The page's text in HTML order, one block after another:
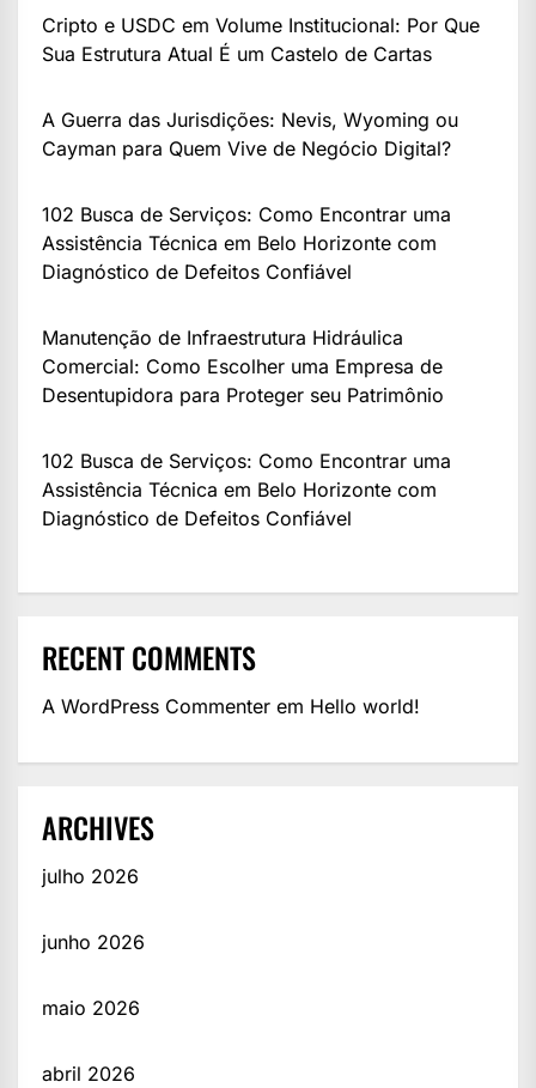
Cripto e USDC em Volume Institucional: Por Que
Sua Estrutura Atual É um Castelo de Cartas
A Guerra das Jurisdições: Nevis, Wyoming ou
Cayman para Quem Vive de Negócio Digital?
102 Busca de Serviços: Como Encontrar uma
Assistência Técnica em Belo Horizonte com
Diagnóstico de Defeitos Confiável
Manutenção de Infraestrutura Hidráulica
Comercial: Como Escolher uma Empresa de
Desentupidora para Proteger seu Patrimônio
102 Busca de Serviços: Como Encontrar uma
Assistência Técnica em Belo Horizonte com
Diagnóstico de Defeitos Confiável
RECENT COMMENTS
A WordPress Commenter em Hello world!
ARCHIVES
julho 2026
junho 2026
maio 2026
abril 2026